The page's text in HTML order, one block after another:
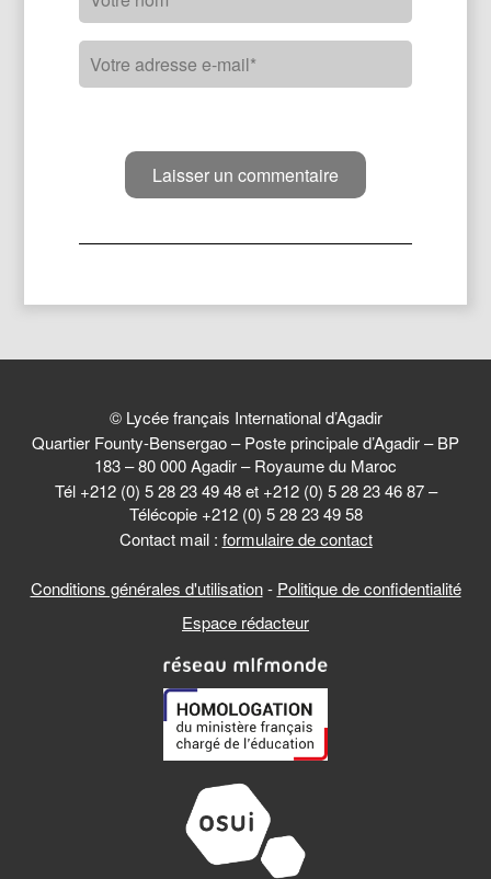
© Lycée français International d’Agadir
Quartier Founty-Bensergao – Poste principale d’Agadir – BP
183 – 80 000 Agadir – Royaume du Maroc
Tél +212 (0) 5 28 23 49 48 et +212 (0) 5 28 23 46 87 –
Télécopie +212 (0) 5 28 23 49 58
Contact mail : formulaire de contact
Conditions générales d'utilisation- Politique de confidentialité
Espace rédacteur